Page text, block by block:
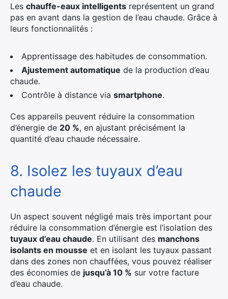
Les chauffe-eaux intelligents représentent un grand
pas en avant dans la gestion de l’eau chaude. Grâce à
leurs fonctionnalités :
Apprentissage des habitudes de consommation.
Ajustement automatique de la production d’eau
chaude.
Contrôle à distance via smartphone.
Ces appareils peuvent réduire la consommation
d’énergie de 20 %, en ajustant précisément la
quantité d’eau chaude nécessaire.
8. Isolez les tuyaux d’eau
chaude
Un aspect souvent négligé mais très important pour
réduire la consommation d’énergie est l’isolation des
tuyaux d’eau chaude. En utilisant des manchons
isolants en mousse et en isolant les tuyaux passant
dans des zones non chauffées, vous pouvez réaliser
des économies de jusqu’à 10 % sur votre facture
d’eau chaude.